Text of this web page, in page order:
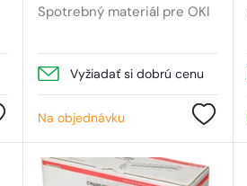
Spotrebný materiál pre OKI
Vyžiadať si dobrú cenu
Na objednávku